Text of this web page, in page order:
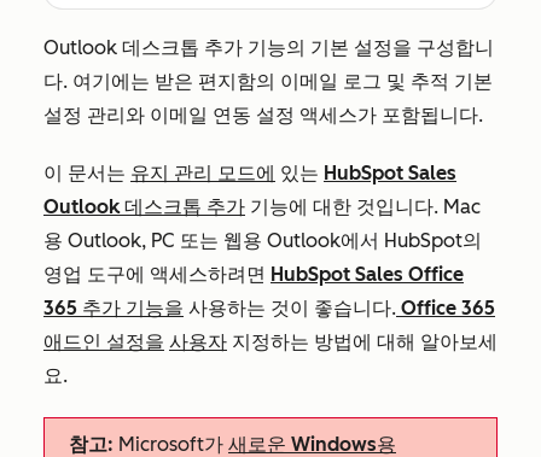
Outlook 데스크톱 추가 기능의 기본 설정을 구성합니
다. 여기에는 받은 편지함의 이메일 로그 및 추적 기본
설정 관리와 이메일 연동 설정 액세스가 포함됩니다.
이 문서는 유지 관리 모드에 있는 HubSpot Sales
Outlook 데스크톱 추가 기능에 대한 것입니다. Mac
용 Outlook, PC 또는 웹용 Outlook에서 HubSpot의
영업 도구에 액세스하려면 HubSpot Sales Office
365 추가 기능을 사용하는 것이 좋습니다. Office 365
애드인 설정을 사용자 지정하는 방법에 대해 알아보세
요.
참고: Microsoft가 새로운 Windows용